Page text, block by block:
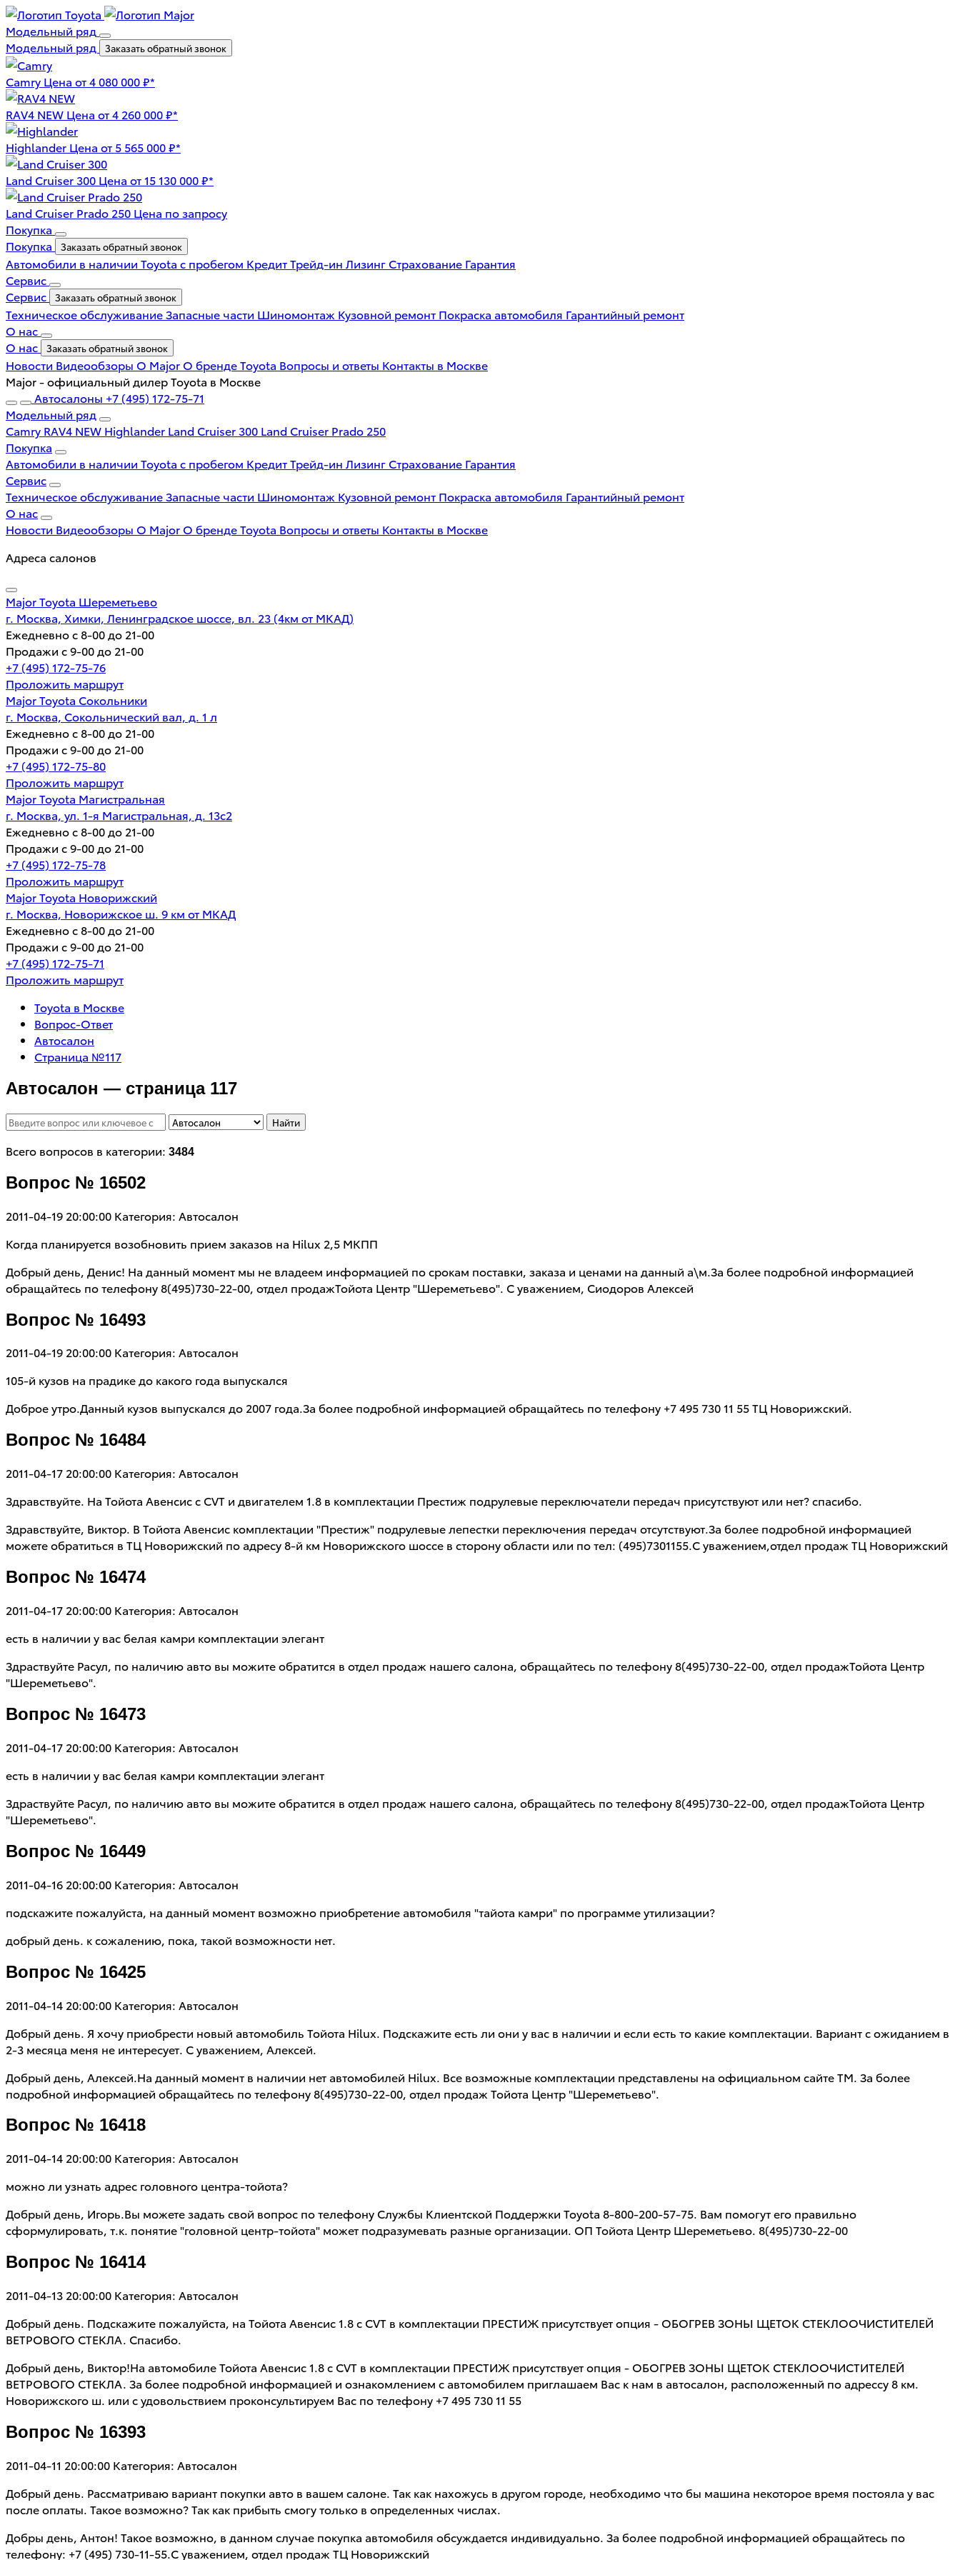
Модельный ряд
Модельный ряд
Заказать обратный звонок
Camry Цена от 4 080 000 ₽*
RAV4 NEW Цена от 4 260 000 ₽*
Highlander Цена от 5 565 000 ₽*
Land Cruiser 300 Цена от 15 130 000 ₽*
Land Cruiser Prado 250 Цена по запросу
Покупка
Покупка
Заказать обратный звонок
Автомобили в наличии Toyota с пробегом КредитТрейд-ин Лизинг Страхование Гарантия
Сервис
Сервис
Заказать обратный звонок
Техническое обслуживаниеЗапасные части Шиномонтаж Кузовной ремонт Покраска автомобиля Гарантийный ремонт
О нас
О нас
Заказать обратный звонок
Новости Видеообзоры О Major О бренде Toyota Вопросы и ответы Контакты в Москве
Major - официальный дилер Toyota в Москве
Автосалоны +7 (495) 172-75-71
Модельный ряд
Camry RAV4 NEW Highlander Land Cruiser 300 Land Cruiser Prado 250
Покупка
Автомобили в наличии Toyota с пробегом КредитТрейд-ин Лизинг Страхование Гарантия
Сервис
Техническое обслуживаниеЗапасные части Шиномонтаж Кузовной ремонт Покраска автомобиля Гарантийный ремонт
О нас
Новости Видеообзоры О Major О бренде Toyota Вопросы и ответы Контакты в Москве
Адреса салонов
Major Toyota Шереметьево
г. Москва, Химки, Ленинградское шоссе, вл. 23 (4км от МКАД)
Ежедневно с 8-00 до 21-00
Продажи с 9-00 до 21-00
+7 (495) 172-75-76
Проложить маршрут
Major Toyota Сокольники
г. Москва, Сокольнический вал, д. 1 л
Ежедневно с 8-00 до 21-00
Продажи с 9-00 до 21-00
+7 (495) 172-75-80
Проложить маршрут
Major Toyota Магистральная
г. Москва, ул. 1-я Магистральная, д. 13с2
Ежедневно с 8-00 до 21-00
Продажи с 9-00 до 21-00
+7 (495) 172-75-78
Проложить маршрут
Major Toyota Новорижский
г. Москва, Новорижское ш. 9 км от МКАД
Ежедневно с 8-00 до 21-00
Продажи с 9-00 до 21-00
+7 (495) 172-75-71
Проложить маршрут
Toyota в Москве
Вопрос-Ответ
Автосалон
Страница №117
Автосалон — страница 117
Найти
Всего вопросов в категории: 3484
Вопрос № 16502
2011-04-19 20:00:00 Категория: Автосалон
Когда планируется возобновить прием заказов на Hilux 2,5 МКПП
Добрый день, Денис! На данный момент мы не владеем информацией по срокам поставки, заказа и ценами на данный а\м.За более подробной информацией
обращайтесь по телефону 8(495)730-22-00, отдел продажТойота Центр "Шереметьево". С уважением, Сиодоров Алексей
Вопрос № 16493
2011-04-19 20:00:00 Категория: Автосалон
105-й кузов на прадике до какого года выпускался
Доброе утро.Данный кузов выпускался до 2007 года.За более подробной информацией обращайтесь по телефону +7 495 730 11 55 ТЦ Новорижский.
Вопрос № 16484
2011-04-17 20:00:00 Категория: Автосалон
Здравствуйте. На Тойота Авенсис с CVT и двигателем 1.8 в комплектации Престиж подрулевые переключатели передач присутствуют или нет? спасибо.
Здравствуйте, Виктор. В Тойота Авенсис комплектации "Престиж" подрулевые лепестки переключения передач отсутствуют.За более подробной информацией
можете обратиться в ТЦ Новорижский по адресу 8-й км Новорижского шоссе в сторону области или по тел: (495)7301155.С уважением,отдел продаж ТЦ Новорижский
Вопрос № 16474
2011-04-17 20:00:00 Категория: Автосалон
есть в наличии у вас белая камри комплектации элегант
Здраствуйте Расул, по наличию авто вы можите обратится в отдел продаж нашего салона, обращайтесь по телефону 8(495)730-22-00, отдел продажТойота Центр
"Шереметьево".
Вопрос № 16473
2011-04-17 20:00:00 Категория: Автосалон
есть в наличии у вас белая камри комплектации элегант
Здраствуйте Расул, по наличию авто вы можите обратится в отдел продаж нашего салона, обращайтесь по телефону 8(495)730-22-00, отдел продажТойота Центр
"Шереметьево".
Вопрос № 16449
2011-04-16 20:00:00 Категория: Автосалон
подскажите пожалуйста, на данный момент возможно приобретение автомобиля "тайота камри" по программе утилизации?
добрый день. к сожалению, пока, такой возможности нет.
Вопрос № 16425
2011-04-14 20:00:00 Категория: Автосалон
Добрый день. Я хочу приобрести новый автомобиль Тойота Hilux. Подскажите есть ли они у вас в наличии и если есть то какие комплектации. Вариант с ожиданием в
2-3 месяца меня не интересует. С уважением, Алексей.
Добрый день, Алексей.На данный момент в наличии нет автомобилей Hilux. Все возможные комплектации представлены на официальном сайте ТМ. За более
подробной информацией обращайтесь по телефону 8(495)730-22-00, отдел продаж Тойота Центр "Шереметьево".
Вопрос № 16418
2011-04-14 20:00:00 Категория: Автосалон
можно ли узнать адрес головного центра-тойота?
Добрый день, Игорь.Вы можете задать свой вопрос по телефону Службы Клиентской Поддержки Toyota 8-800-200-57-75. Вам помогут его правильно
сформулировать, т.к. понятие "головной центр-тойота" может подразумевать разные организации. ОП Тойота Центр Шереметьево. 8(495)730-22-00
Вопрос № 16414
2011-04-13 20:00:00 Категория: Автосалон
Добрый день. Подскажите пожалуйста, на Тойота Авенсис 1.8 с CVT в комплектации ПРЕСТИЖ присутствует опция - ОБОГРЕВ ЗОНЫ ЩЕТОК СТЕКЛООЧИСТИТЕЛЕЙ
ВЕТРОВОГО СТЕКЛА. Спасибо.
Добрый день, Виктор!На автомобиле Тойота Авенсис 1.8 с CVT в комплектации ПРЕСТИЖ присутствует опция - ОБОГРЕВ ЗОНЫ ЩЕТОК СТЕКЛООЧИСТИТЕЛЕЙ
ВЕТРОВОГО СТЕКЛА. За более подробной информацией и ознакомлением с автомобилем приглашаем Вас к нам в автосалон, расположенный по адрессу 8 км.
Новорижского ш. или с удовольствием проконсультируем Вас по телефону +7 495 730 11 55
Вопрос № 16393
2011-04-11 20:00:00 Категория: Автосалон
Добрый день. Рассматриваю вариант покупки авто в вашем салоне. Так как нахожусь в другом городе, необходимо что бы машина некоторое время постояла у вас
после оплаты. Такое возможно? Так как прибыть смогу только в определенных числах.
Добры день, Антон! Такое возможно, в данном случае покупка автомобиля обсуждается индивидуально. За более подробной информацией обращайтесь по
телефону: +7 (495) 730-11-55.С уважением, отдел продаж ТЦ Новорижский